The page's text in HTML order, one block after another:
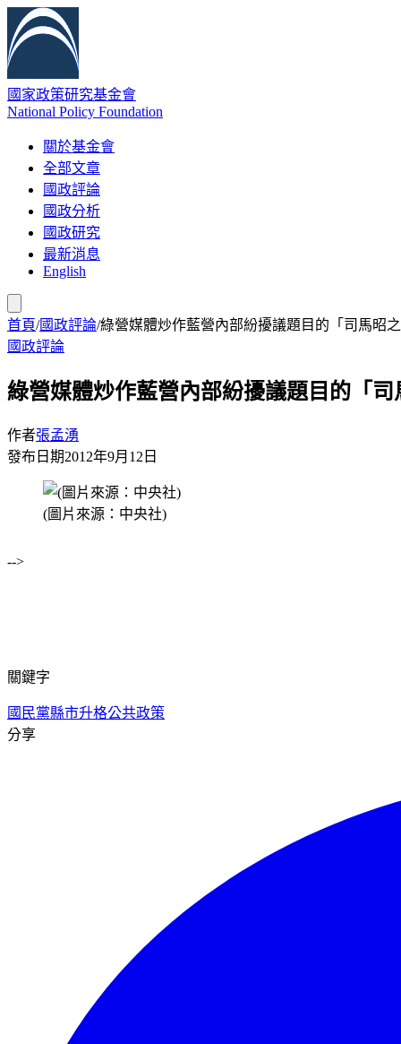
國家政策研究基金會
National Policy Foundation
關於基金會
全部文章
國政評論
國政分析
國政研究
最新消息
English
首頁/國政評論/綠營媒體炒作藍營內部紛擾議題目的「司馬昭
國政評論
綠營媒體炒作藍營內部紛擾議題目的「
作者張孟湧
發布日期2012年9月12日
(圖片來源：中央社)
-->
關鍵字
國民黨縣市升格公共政策
分享